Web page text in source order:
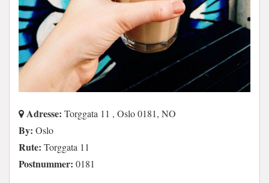
Adresse: Torggata 11 , Oslo 0181, NO
By: Oslo
Rute: Torggata 11
Postnummer: 0181